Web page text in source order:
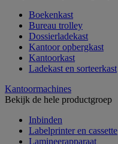
Boekenkast
Bureau trolley
Dossierladekast
Kantoor opbergkast
Kantoorkast
Ladekast en sorteerkast
Kantoormachines
Bekijk de hele productgroep
Inbinden
Labelprinter en cassette
Lamineerapparaat